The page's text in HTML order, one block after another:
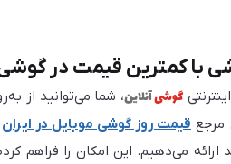
با کمترین قیمت در
گوشیآنلاین، شما می‌توانید از
مرجع قیمت روز گوشی موبایل در ایران